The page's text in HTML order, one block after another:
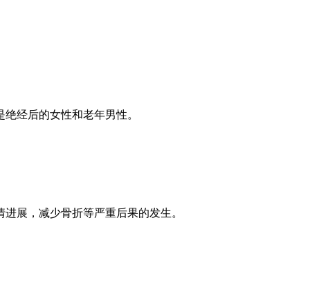
经后的女性和老年男性。
展，减少骨折等严重后果的发生。